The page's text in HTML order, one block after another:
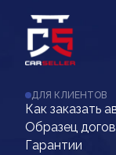
ДЛЯ КЛИЕНТОВ
Как заказать
Образец
Гарантии